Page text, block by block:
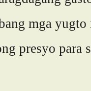
mga
presyo para